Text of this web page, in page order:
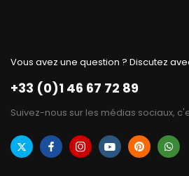
Vous avez une question ? Discutez
+33 (0)1 46 67 72 89
Suivez-nous sur les médias sociaux,